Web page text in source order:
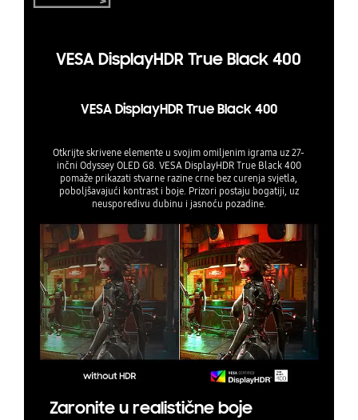
VESA DisplayHDR True Black 400
VESA DisplayHDR True Black 400
Otkrijte skrivene elemente u svojim omiljenim igrama uz 27-
inčni Odyssey OLED G8. VESA DisplayHDR True Black 400
pomaže prikazati stvarne razine crne bez curenja svjetla,
poboljšavajući kontrast i boje. Prizori postaju bogatiji, uz
neusporedivu dubinu i jasnoću pozadine.
Zaronite u realistične boje